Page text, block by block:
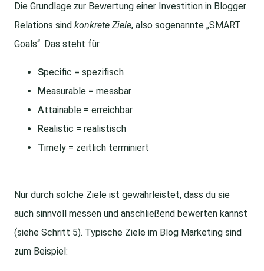
Die Grundlage zur Bewertung einer Investition in Blogger
Relations sind konkrete Ziele, also sogenannte „SMART
Goals“. Das steht für
Specific = spezifisch
Measurable = messbar
Attainable = erreichbar
Realistic = realistisch
Timely = zeitlich terminiert
Nur durch solche Ziele ist gewährleistet, dass du sie
auch sinnvoll messen und anschließend bewerten kannst
(siehe Schritt 5). Typische Ziele im Blog Marketing sind
zum Beispiel: